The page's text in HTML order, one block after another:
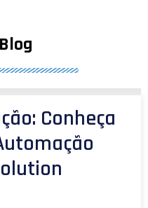
Conheça